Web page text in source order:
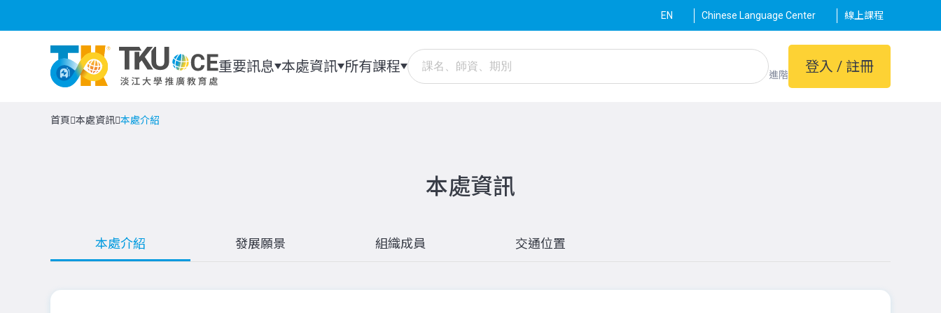
EN Chinese Language Center 線上課程
重要訊息 本處資訊 所有課程 進階 登入 / 註冊
首頁 本處資訊 本處介紹
本處資訊
本處介紹 發展願景 組織成員 交通位置